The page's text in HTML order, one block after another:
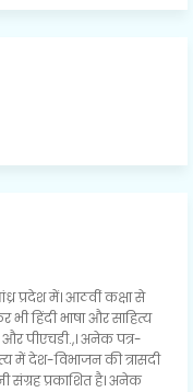
प्रदेश में। आठवीं कक्षा से
हिंदी भाषा और साहित्य
पीएचडी.,। अनेक पत्र-
में देश-विभाजन की त्रासदी
संग्रह प्रकाशित है। अनेक